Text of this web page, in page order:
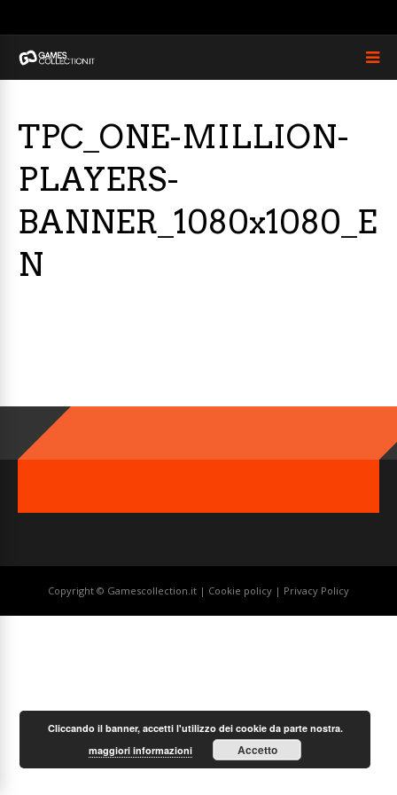
TPC_ONE-MILLION-
PLAYERS-
BANNER_1080x1080_E
N
Copyright © Gamescollection.it | Cookie policy | Privacy Policy
Cliccando il banner, accetti l'utilizzo dei cookie da parte nostra.
maggiori informazioni
Accetto